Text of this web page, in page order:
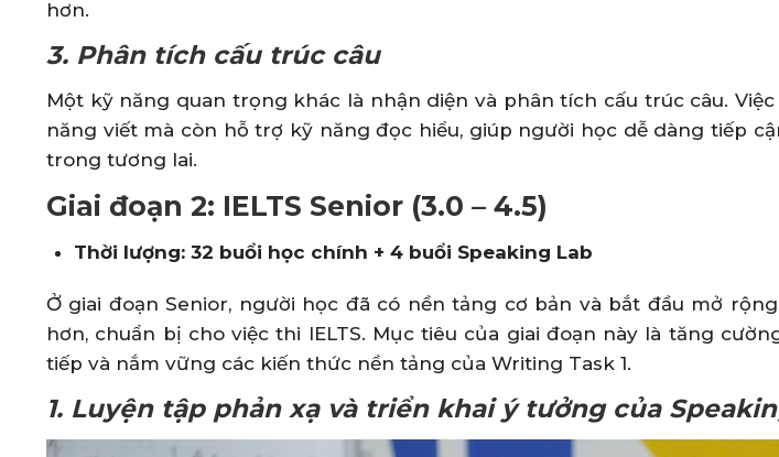
hơn.
3. Phân tích cấu trúc câu
Một kỹ năng quan trọng khác là nhận diện và phân tích cấu trúc câu.
năng viết mà còn hỗ trợ kỹ năng đọc hiểu, giúp người học dễ dàng tiếp
trong tương lai.
Giai đoạn 2: IELTS Senior (3.0 – 4.5)
Thời lượng: 32 buổi học chính + 4 buổi Speaking Lab
Ở giai đoạn Senior, người học đã có nền tảng cơ bản và bắt đầu mở
hơn, chuẩn bị cho việc thi IELTS. Mục tiêu của giai đoạn này là tăng
tiếp và nắm vững các kiến thức nền tảng của Writing Task 1.
1. Luyện tập phản xạ và triển khai ý tưởng của